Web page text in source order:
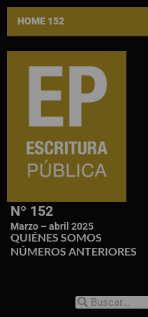
HOME 152
Nº 152
Marzo – abril 2025
QUIÉNES SOMOS
NÚMEROS ANTERIORES